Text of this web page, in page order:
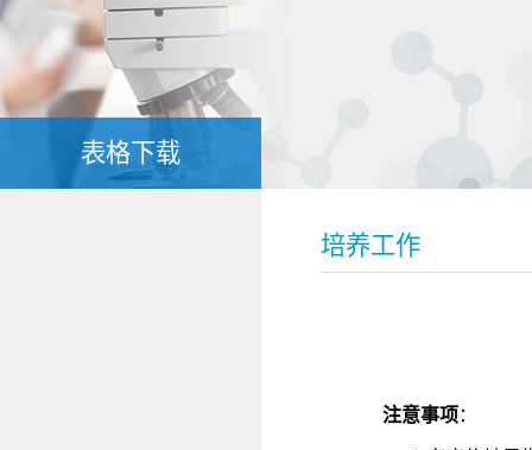
表格下载
培养工作
注意事项 ：